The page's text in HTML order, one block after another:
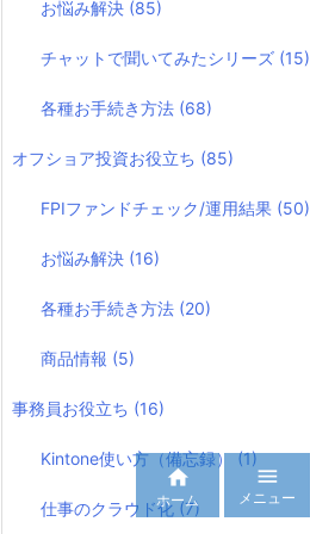
お悩み解決 (85)
チャットで聞いてみたシリーズ (15)
各種お手続き方法 (68)
オフショア投資お役立ち (85)
FPIファンドチェック/運用結果 (50)
お悩み解決 (16)
各種お手続き方法 (20)
商品情報 (5)
事務員お役立ち (16)
Kintone使い方（備忘録）(1)
仕事のクラウド化 (7)

ホーム

メニュー